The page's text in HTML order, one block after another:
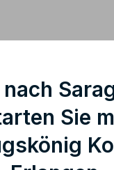
Sie